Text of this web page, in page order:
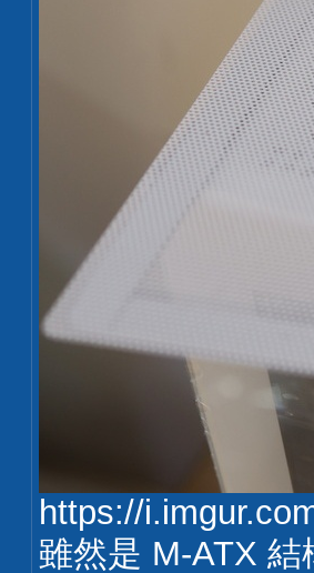
https://
雖然是 M-ATX